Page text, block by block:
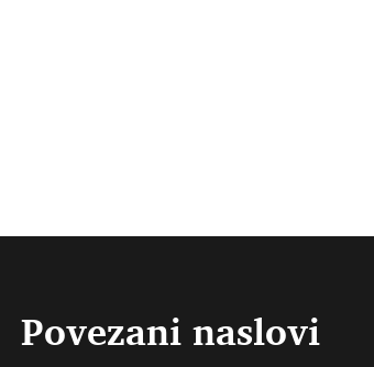
Povezani naslovi